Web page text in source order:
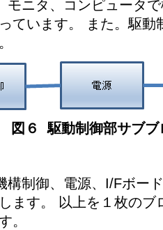
モニタ、コンピュータ
ています。 また。駆動
図６ 駆動制御部サブブ
構制御、電源、I/Fボー
ます。 以上を１枚のブ
。